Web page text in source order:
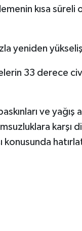
kısa süreli
yeniden
33 derece
ve yağış
karşı
konusunda